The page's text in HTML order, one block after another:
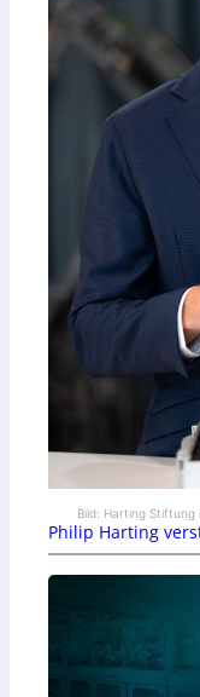
Bild: Harting Stiftung
Philip Harting